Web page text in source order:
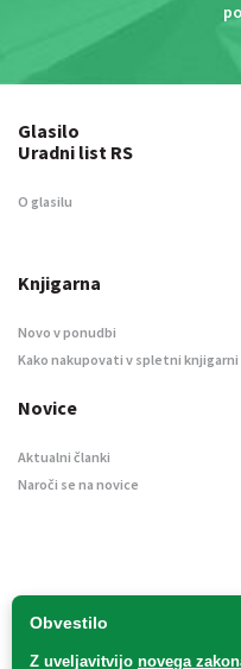
Obvestilo
Z uveljavitvijo novega
Glasilo
Uradni list RS
O glasilu
Knjigarna
Novo v ponudbi
Kako nakupovati v spletni knjigarni
Novice
Aktualni članki
Naroči se na novice